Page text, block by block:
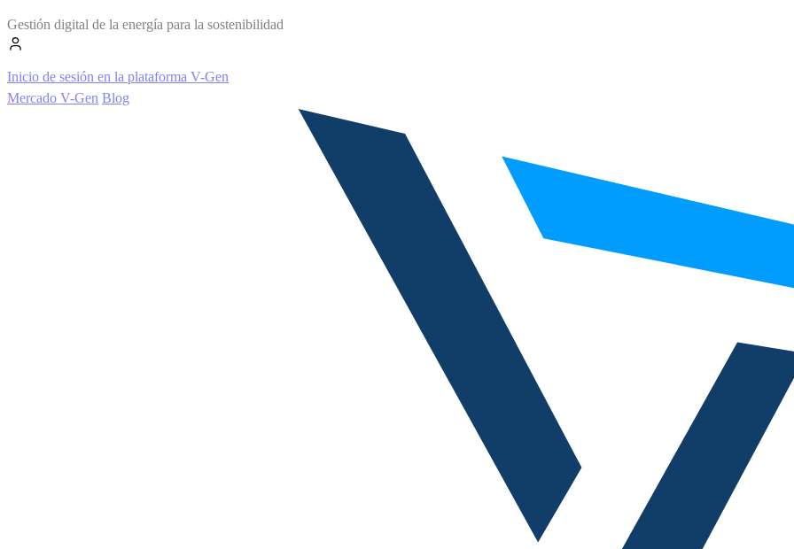
Gestión digital de la energía para la sostenibilidad
Inicio de sesión en la plataforma V-Gen
Mercado V-Gen Blog